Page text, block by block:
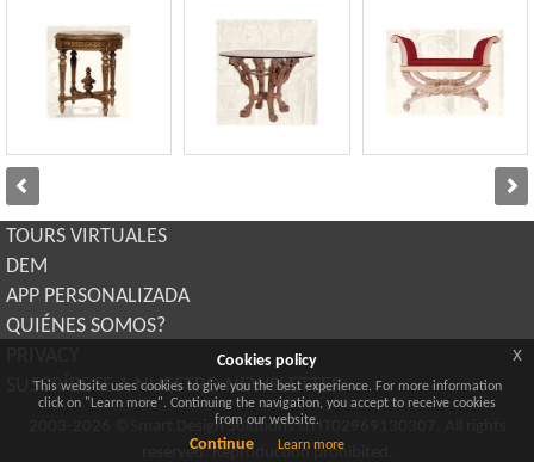
TOURS VIRTUALES
DEM
APP PERSONALIZADA
QUIÉNES SOMOS?
SUSCRÍBETE A NUESTRO NEWSLETTER
2003-2026 ©Smart Design Solutions srl IT02969130307. All rights
reserved. Reproduction prohibited.
Cookies policy
This website uses cookies to give you the best experience. For more information
click on "Learn more". Continuing the navigation, you accept to receive cookies
from our website.
Continue Learn more
x